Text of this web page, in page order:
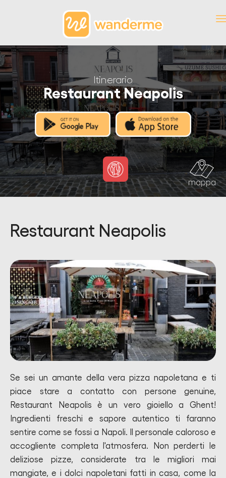
Itinerario
Restaurant Neapolis
mappa
Restaurant Neapolis
Se sei un amante della vera pizza napoletana e ti
piace stare a contatto con persone genuine,
Restaurant Neapolis è un vero gioiello a Ghent!
Ingredienti freschi e sapore autentico ti faranno
sentire come se fossi a Napoli. Il personale caloroso e
accogliente completa l'atmosfera. Non perderti le
deliziose pizze, considerate tra le migliori mai
mangiate, e i dolci napoletani fatti in casa, come la